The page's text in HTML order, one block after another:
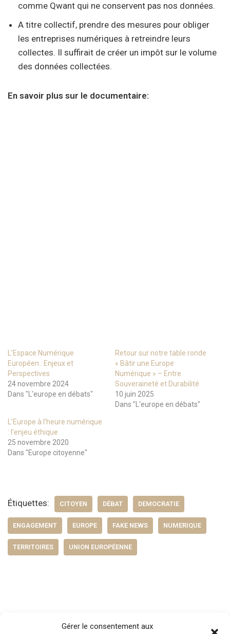
Gérer le consentement aux
comme Qwant qui ne conservent pas nos données.
A titre collectif, prendre des mesures pour obliger
les entreprises numériques à retreindre leurs
collectes. Il suffirait de créer un impôt sur le volume
des données collectées.
En savoir plus sur le documentaire:
L’Espace Numérique
Européen : Enjeux et
Perspectives
24 novembre 2024
Dans "L'europe en débats"
Retour sur notre table ronde
« Bâtir une Europe
Numérique » – Entre
Souveraineté et Durabilité
10 juin 2025
Dans "L'europe en débats"
L’Europe à l’heure numérique
: l’enjeu éthique
25 novembre 2020
Dans "Europe citoyenne"
Étiquettes: CITOYEN DÉBAT DEMOCRATIE
ENGAGEMENT EUROPE FAKE NEWS NUMERIQUE
TERRITOIRES UNION EUROPÉENNE